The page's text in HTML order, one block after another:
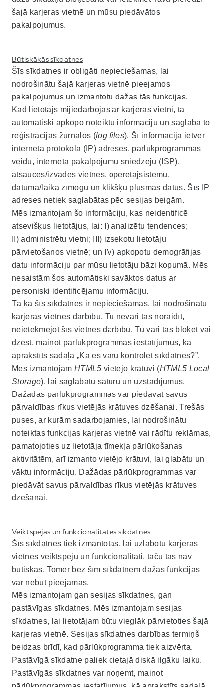
šajā karjeras vietnē un mūsu piedāvātos
pakalpojumus.
Būtiskākās sīkdatnes
Šīs sīkdatnes ir obligāti nepieciešamas, lai
nodrošinātu šajā karjeras vietnē pieejamos
pakalpojumus un izmantotu dažas tās funkcijas.
Kad lietotājs mijiedarbojas ar karjeras vietni, tā
automātiski apkopo noteiktu informāciju un saglabā to
reģistrācijas žurnālos (log files). Šī informācija ietver
interneta protokola (IP) adreses, pārlūkprogrammas
veidu, interneta pakalpojumu sniedzēju (ISP),
atsauces/izvades vietnes, operētājsistēmu,
datuma/laika zīmogu un klikšķu plūsmas datus. Šīs IP
adreses netiek saglabātas pēc sesijas beigām.
Mēs izmantojam šo informāciju, kas neidentificē
atsevišķus lietotājus, lai: I) analizētu tendences;
II) administrētu vietni; III) izsekotu lietotāju
pārvietošanos vietnē; un IV) apkopotu demogrāfijas
datu informāciju par mūsu lietotāju bāzi kopumā. Mēs
nesaistām šos automātiski savāktos datus ar
personiski identificējamu informāciju.
Tā kā šīs sīkdatnes ir nepieciešamas, lai nodrošinātu
karjeras vietnes darbību, Tu nevari tās noraidīt,
neietekmējot šīs vietnes darbību. Tu vari tās bloķēt vai
dzēst, mainot pārlūkprogrammas iestatījumus, kā
aprakstīts sadaļā „Kā es varu kontrolēt sīkdatnes?”.
Mēs izmantojam HTML5 vietējo krātuvi (HTML5 Local
Storage), lai saglabātu saturu un uzstādījumus.
Dažādas pārlūkprogrammas var piedāvāt savus
pārvaldības rīkus vietējās krātuves dzēšanai. Trešās
puses, ar kurām sadarbojamies, lai nodrošinātu
noteiktas funkcijas karjeras vietnē vai rādītu reklāmas,
pamatojoties uz lietotāja tīmekļa pārlūkošanas
aktivitātēm, arī izmanto vietējo krātuvi, lai glabātu un
vāktu informāciju. Dažādas pārlūkprogrammas var
piedāvāt savus pārvaldības rīkus vietējās krātuves
dzēšanai.
Veiktspējas un funkcionalitātes sīkdatnes
Šīs sīkdatnes tiek izmantotas, lai uzlabotu karjeras
vietnes veiktspēju un funkcionalitāti, taču tās nav
būtiskas. Tomēr bez šīm sīkdatnēm dažas funkcijas
var nebūt pieejamas.
Mēs izmantojam gan sesijas sīkdatnes, gan
pastāvīgas sīkdatnes. Mēs izmantojam sesijas
sīkdatnes, lai lietotājam būtu vieglāk pārvietoties šajā
karjeras vietnē. Sesijas sīkdatnes darbības termiņš
beidzas brīdī, kad pārlūkprogramma tiek aizvērta.
Pastāvīgā sīkdatne paliek cietajā diskā ilgāku laiku.
Pastāvīgās sīkdatnes var noņemt, mainot